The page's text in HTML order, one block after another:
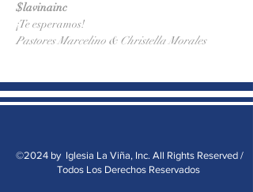
$lavinainc
¡Te esperamos!
Pastores Marcelino & Christella Morales
©2024 by Iglesia La Viña, Inc. All Rights Reserved /
Todos Los Derechos Reservados